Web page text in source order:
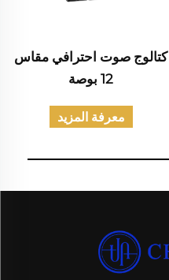
كتالوج صوت احترافي مقاس
12 بوصة
معرفة المزيد